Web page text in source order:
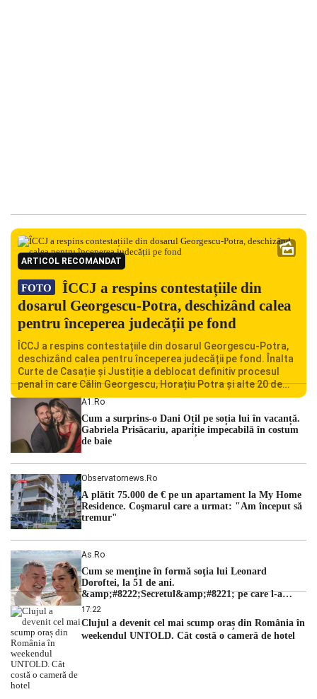
ARTICOL RECOMANDAT
FOTO
ÎCCJ a respins contestațiile din
dosarul Georgescu-Potra, deschizând calea
pentru începerea judecății pe fond
ÎCCJ a respins contestațiile din dosarul Georgescu-Potra,
deschizând calea pentru începerea judecății pe fond. Înalta
Curte de Casație și Justiție a deblocat definitiv procesul
penal în care Călin Georgescu, Horațiu Potra și alte 20 de
persoane sunt acuzați de acțiuni îndreptate împotriva
ordinii constituționale. În ședința din camera preliminară,
judecătorii de la instanța supremă au […]
A1.ro
Cum a surprins-o Dani Oțil pe soția lui în vacanță.
Gabriela Prisăcariu, apariție impecabilă în costum
de baie
Observatornews.ro
A plătit 75.000 de € pe un apartament la My Home
Residence. Coşmarul care a urmat: "Am început să
tremur"
As.ro
Cum se menţine în formă soţia lui Leonard
Doroftei, la 51 de ani.
&amp;#8222;Secretul&amp;#8221; pe care l-a
dezvăluit
17:22
Clujul a devenit cel mai scump oraș din România în
weekendul UNTOLD. Cât costă o cameră de hotel